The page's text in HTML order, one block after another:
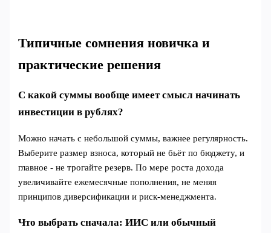
Типичные сомнения новичка и
практические решения
С какой суммы вообще имеет смысл начинать
инвестиции в рублях?
Можно начать с небольшой суммы, важнее регулярность.
Выберите размер взноса, который не бьёт по бюджету, и
главное - не трогайте резерв. По мере роста дохода
увеличивайте ежемесячные пополнения, не меняя
принципов диверсификации и риск‑менеджмента.
Что выбрать сначала: ИИС или обычный